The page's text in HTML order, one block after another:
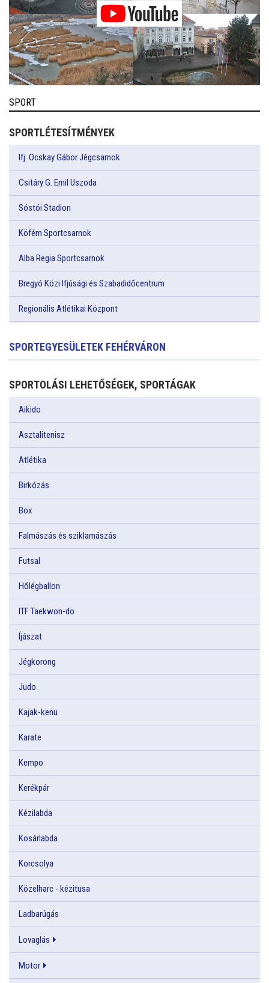
SPORT
SPORTLÉTESÍTMÉNYEK
Ifj. Ocskay Gábor Jégcsarnok
Csitáry G. Emil Uszoda
Sóstói Stadion
Köfém Sportcsarnok
Alba Regia Sportcsarnok
Bregyó Közi Ifjúsági és Szabadidőcentrum
Regionális Atlétikai Központ
SPORTEGYESÜLETEK FEHÉRVÁRON
SPORTOLÁSI LEHETŐSÉGEK, SPORTÁGAK
Aikido
Asztalitenisz
Atlétika
Birkózás
Box
Falmászás és sziklamászás
Futsal
Hőlégballon
ITF Taekwon-do
Íjászat
Jégkorong
Judo
Kajak-kenu
Karate
Kempo
Kerékpár
Kézilabda
Kosárlabda
Korcsolya
Közelharc - kézitusa
Ladbarúgás
Lovaglás
Motor